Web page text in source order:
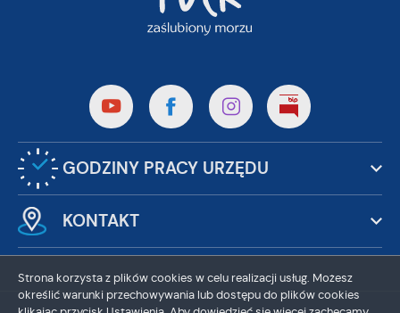
GODZINY PRACY URZĘDU
KONTAKT
Strona korzysta z plików cookies w celu realizacji usług. Możesz
określić warunki przechowywania lub dostępu do plików cookies